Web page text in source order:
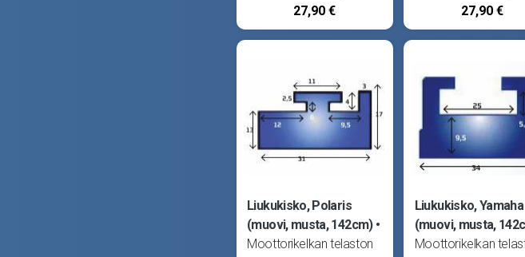
myydään kappaleittain.
Tarve kaksi kappaletta
muovista. Sopii Lynx 520
(Sachs 291) 82-83, 535
82-89, 635 82-83,
27,90 €
myydään
Tarve kaksi
muovista. Sopii Lynx
Yeti 04-05, 5900 ST
01, Adventure 300F
27,90 €
Liukukisko, Polaris
(muovi, musta, 142cm)
Moottorikelkan telaston
Liukukisko, Yamaha
(muovi, musta,
Moottorikelkan